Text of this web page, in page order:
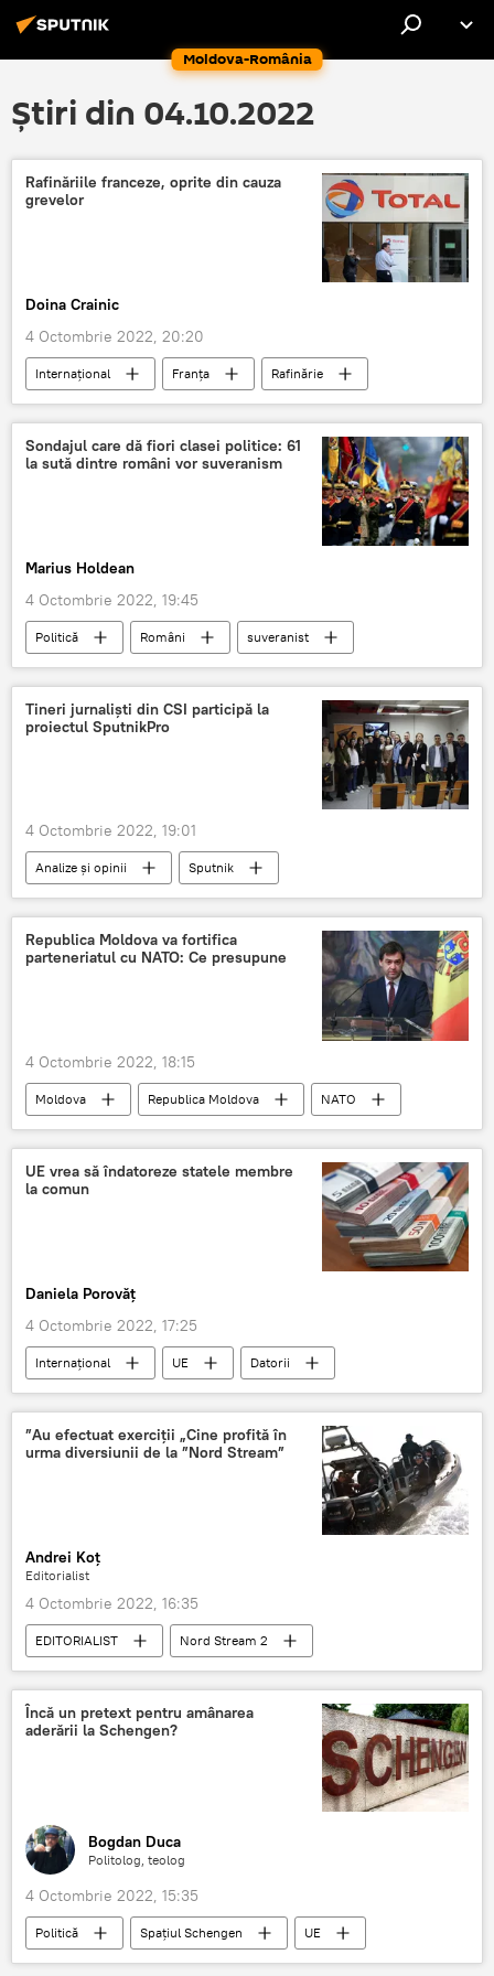
Moldova-România
Știri din 04.10.2022
Rafinăriile franceze, oprite din cauza
grevelor
Doina Crainic
4 Octombrie 2022, 20:20
Internaţional Franța
Rafinărie
Protest
șomaj
Sondajul care dă fiori clasei politice: 61
la sută dintre români vor suveranism
Marius Holdean
4 Octombrie 2022, 19:45
Politică Români
suveranist
conservatori
Sondaj România
Tineri jurnalişti din CSI participă la
proiectul SputnikPro
4 Octombrie 2022, 19:01
Analize și opinii
Sputnik
Sputnik Moldova-România
Republica Moldova va fortifica
parteneriatul cu NATO: Ce presupune
4 Octombrie 2022, 18:15
Moldova Republica Moldova
NATO
Nicolae Popescu
UE vrea să îndatoreze statele membre
la comun
Daniela Porovăț
4 Octombrie 2022, 17:25
Internaţional UE Datorii
”Au efectuat exerciții „Cine profită în
urma diversiunii de la ”Nord Stream”
Andrei Koț
Editorialist
4 Octombrie 2022, 16:35
EDITORIALIST
Nord Stream 2
gazoduct
Încă un pretext pentru amânarea
aderării la Schengen?
Bogdan Duca
Politolog, teolog
4 Octombrie 2022, 15:35
Politică Spațiul Schengen
UE
MCV
Vize